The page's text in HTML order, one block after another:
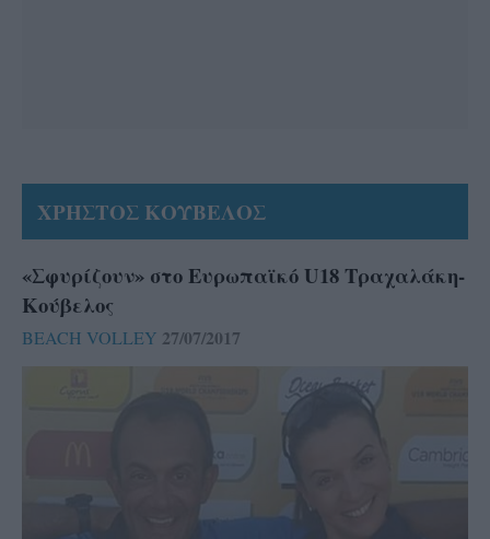
ΧΡΗΣΤΟΣ ΚΟΥΒΕΛΟΣ
«Σφυρίζουν» στο Ευρωπαϊκό U18 Τραχαλάκη-
Κούβελος
BEACH VOLLEY 27/07/2017